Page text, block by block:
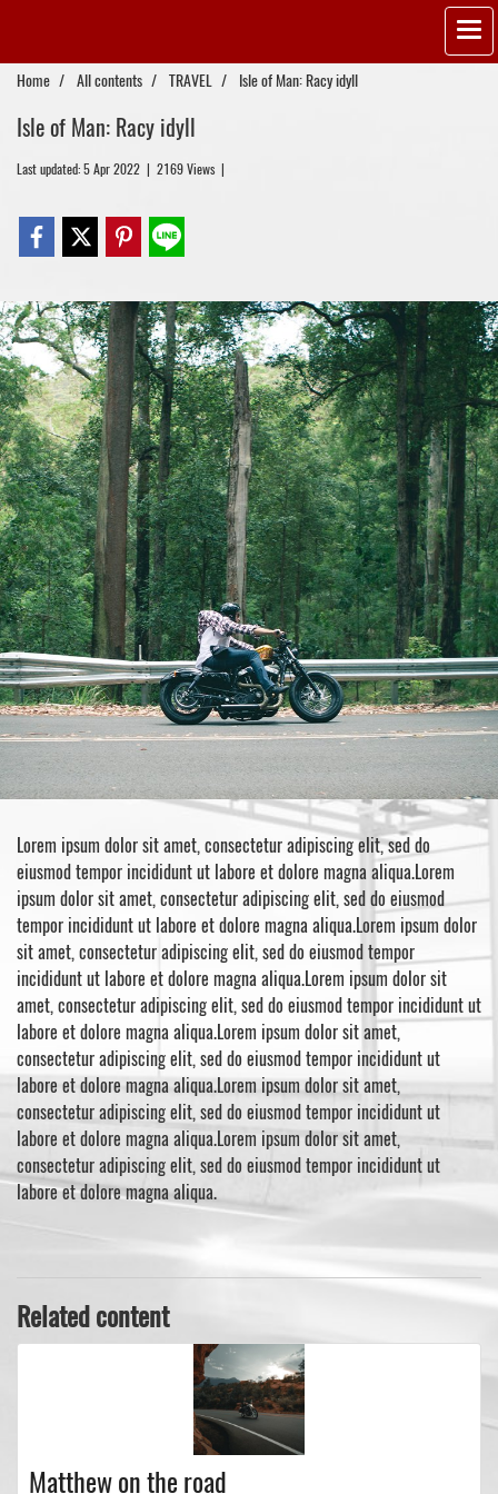
Home All contents TRAVEL Isle of Man: Racy idyll
Isle of Man: Racy idyll
Last updated: 5 Apr 2022 | 2169 Views |
Lorem ipsum dolor sit amet, consectetur adipiscing elit, sed do
eiusmod tempor incididunt ut labore et dolore magna aliqua.Lorem
ipsum dolor sit amet, consectetur adipiscing elit, sed do eiusmod
tempor incididunt ut labore et dolore magna aliqua.Lorem ipsum dolor
sit amet, consectetur adipiscing elit, sed do eiusmod tempor
incididunt ut labore et dolore magna aliqua.Lorem ipsum dolor sit
amet, consectetur adipiscing elit, sed do eiusmod tempor incididunt ut
labore et dolore magna aliqua.Lorem ipsum dolor sit amet,
consectetur adipiscing elit, sed do eiusmod tempor incididunt ut
labore et dolore magna aliqua.Lorem ipsum dolor sit amet,
consectetur adipiscing elit, sed do eiusmod tempor incididunt ut
labore et dolore magna aliqua.Lorem ipsum dolor sit amet,
consectetur adipiscing elit, sed do eiusmod tempor incididunt ut
labore et dolore magna aliqua.
Related content
Matthew on the road